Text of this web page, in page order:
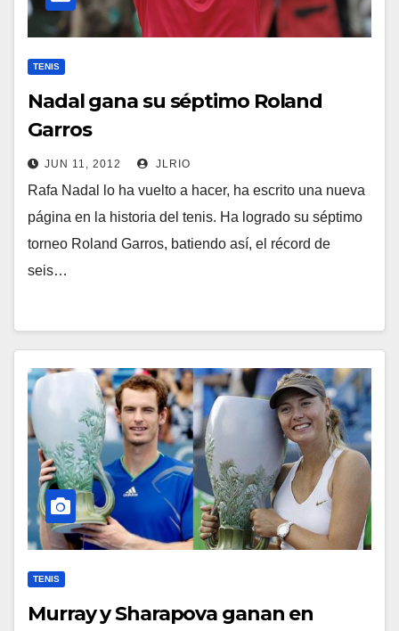
TENIS
Nadal gana su séptimo Roland
Garros
JUN 11, 2012 JLRIO
Rafa Nadal lo ha vuelto a hacer, ha escrito una nueva
página en la historia del tenis. Ha logrado su séptimo
torneo Roland Garros, batiendo así, el récord de
seis…
TENIS
Murray y Sharapova ganan en